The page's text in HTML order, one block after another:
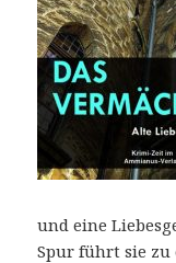
und eine
Spur führt sie zu